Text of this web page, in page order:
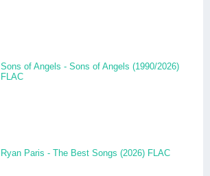
Sons of Angels - Sons of Angels (1990/2026)
FLAC
Ryan Paris - The Best Songs (2026) FLAC